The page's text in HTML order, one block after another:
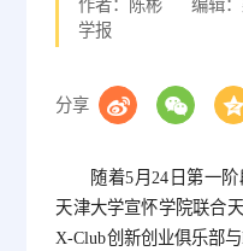
作者：陈彬 编辑
学报
分享
随着5月24日第一
天津大学宣怀学院联合
X-Club创新创业俱乐部